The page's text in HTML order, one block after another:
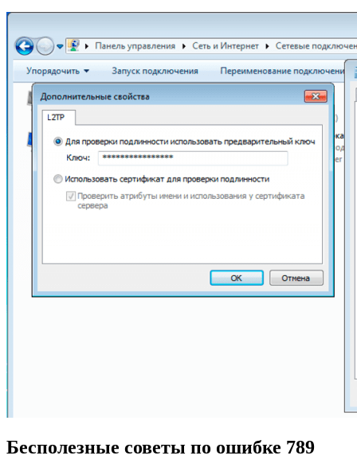
Бесполезные советы по ошибке 789